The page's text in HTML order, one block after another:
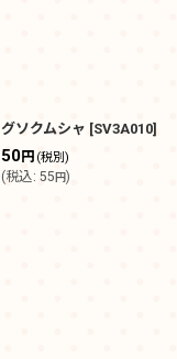
グソクムシャ [SV3A010]
50円 (税別)
(税込: 55円)